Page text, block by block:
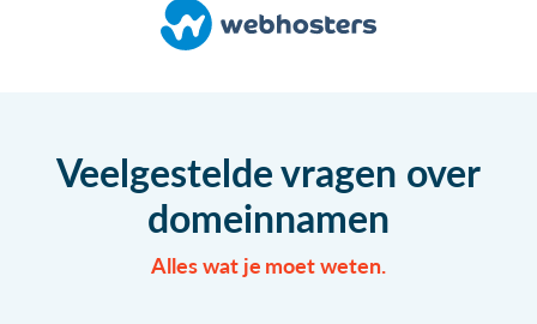
Veelgestelde vragen over
domeinnamen
Alles wat je moet weten.